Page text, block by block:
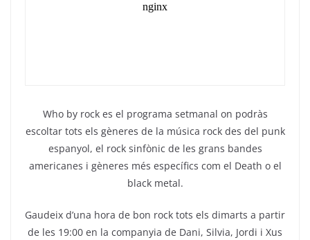
p
Who by rock es el programa setmanal on podràs
escoltar tots els gèneres de la música rock des del punk
espanyol, el rock sinfònic de les grans bandes
americanes i gèneres més específics com el Death o el
black metal.
Gaudeix d’una hora de bon rock tots els dimarts a partir
de les 19:00 en la companyia de Dani, Silvia, Jordi i Xus